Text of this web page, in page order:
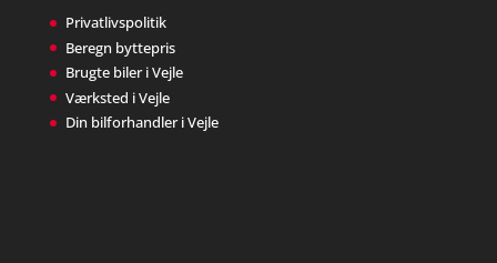
Privatlivspolitik
Beregn byttepris
Brugte biler i Vejle
Værksted i Vejle
Din bilforhandler i Vejle